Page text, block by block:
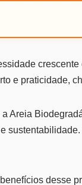
e praticidade,
Areia
desse